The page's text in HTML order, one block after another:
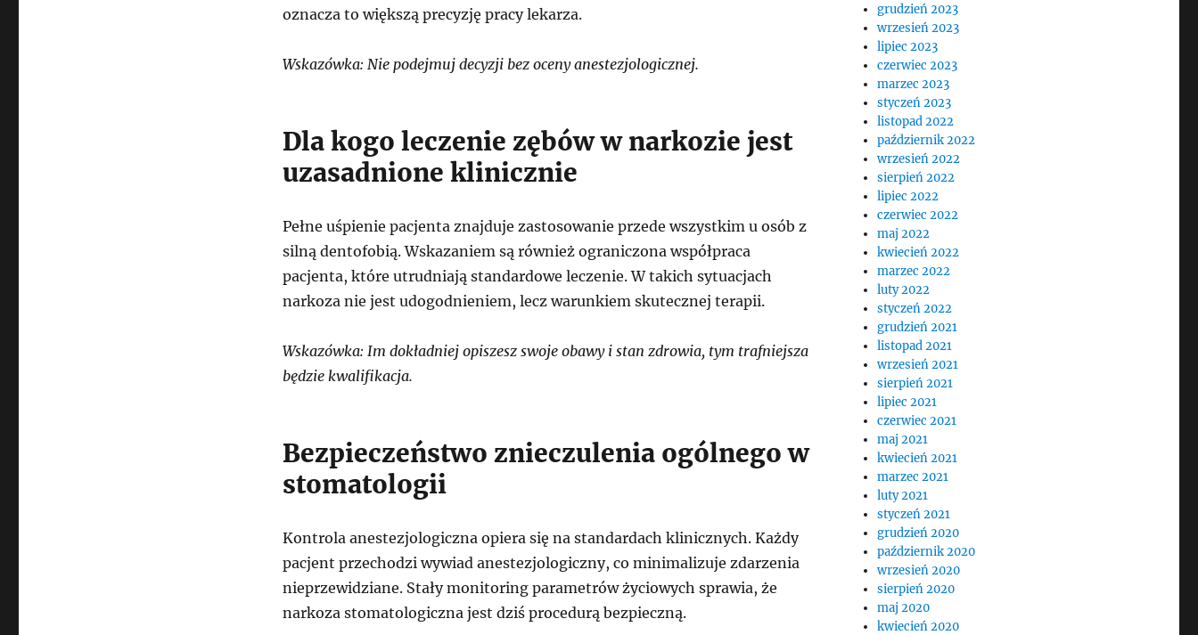
oznacza to większą precyzję pracy lekarza.
Wskazówka: Nie podejmuj decyzji bez oceny anestezjologicznej.
Dla kogo leczenie zębów w narkozie jest
uzasadnione klinicznie
Pełne uśpienie pacjenta znajduje zastosowanie przede wszystkim u osób z
silną dentofobią. Wskazaniem są również ograniczona współpraca
pacjenta, które utrudniają standardowe leczenie. W takich sytuacjach
narkoza nie jest udogodnieniem, lecz warunkiem skutecznej terapii.
Wskazówka: Im dokładniej opiszesz swoje obawy i stan zdrowia, tym trafniejsza
będzie kwalifikacja.
Bezpieczeństwo znieczulenia ogólnego w
stomatologii
Kontrola anestezjologiczna opiera się na standardach klinicznych. Każdy
pacjent przechodzi wywiad anestezjologiczny, co minimalizuje zdarzenia
nieprzewidziane. Stały monitoring parametrów życiowych sprawia, że
narkoza stomatologiczna jest dziś procedurą bezpieczną.
grudzień 2023
wrzesień 2023
lipiec 2023
czerwiec 2023
marzec 2023
styczeń 2023
listopad 2022
październik 2022
wrzesień 2022
sierpień 2022
lipiec 2022
czerwiec 2022
maj 2022
kwiecień 2022
marzec 2022
luty 2022
styczeń 2022
grudzień 2021
listopad 2021
wrzesień 2021
sierpień 2021
lipiec 2021
czerwiec 2021
maj 2021
kwiecień 2021
marzec 2021
luty 2021
styczeń 2021
grudzień 2020
październik 2020
wrzesień 2020
sierpień 2020
maj 2020
kwiecień 2020